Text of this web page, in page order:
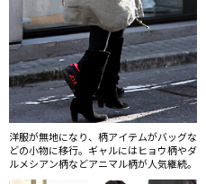
洋服が無地になり、柄アイテムがバッグな
どの小物に移行。ギャルにはヒョウ柄やダ
ルメシアン柄などアニマル柄が人気継続。